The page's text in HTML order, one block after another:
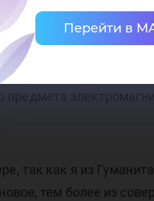
Перейти в
трубой, в
шариков. К
так как я из
тем более из